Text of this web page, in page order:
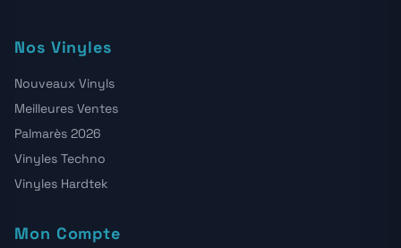
Nos Vinyles
Nouveaux Vinyls
Meilleures Ventes
Palmarès 2026
Vinyles Techno
Vinyles Hardtek
Mon Compte